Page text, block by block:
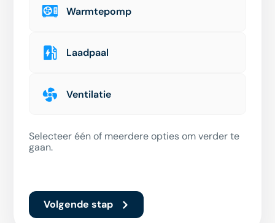
Warmtepomp
Laadpaal
Ventilatie
Selecteer één of meerdere opties om verder te
gaan.
Volgende stap